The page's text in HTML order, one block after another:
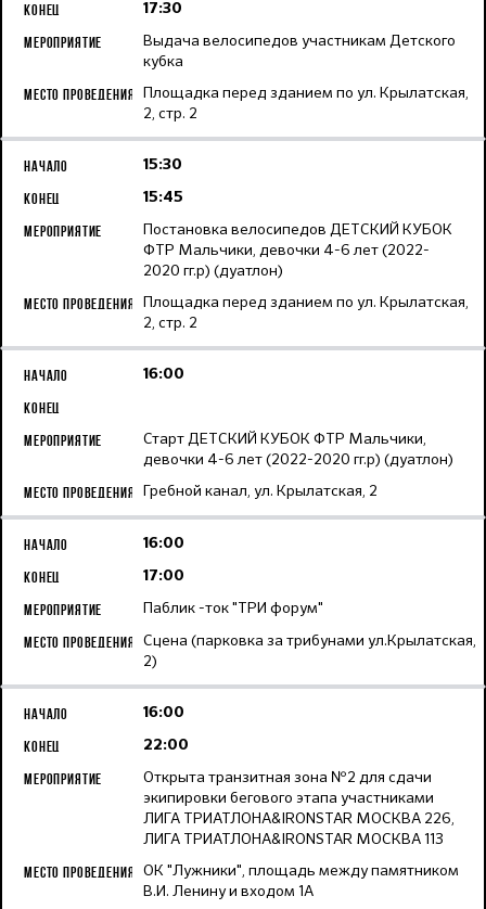
17:30
Выдача велосипедов участникам Детского
кубка
Площадка перед зданием по ул. Крылатская,
2, стр. 2
15:30
15:45
Постановка велосипедов ДЕТСКИЙ КУБОК
ФТР Мальчики, девочки 4-6 лет (2022-
2020 гг.р) (дуатлон)
Площадка перед зданием по ул. Крылатская,
2, стр. 2
16:00
Старт ДЕТСКИЙ КУБОК ФТР Мальчики,
девочки 4-6 лет (2022-2020 гг.р) (дуатлон)
Гребной канал, ул. Крылатская, 2
16:00
17:00
Паблик -ток "ТРИ форум"
Сцена (парковка за трибунами ул.Крылатская,
2)
16:00
22:00
Открыта транзитная зона №2 для сдачи
экипировки бегового этапа участниками
ЛИГА ТРИАТЛОНА&IRONSTAR МОСКВА 226,
ЛИГА ТРИАТЛОНА&IRONSTAR МОСКВА 113
ОК "Лужники", площадь между памятником
В.И. Ленину и входом 1А